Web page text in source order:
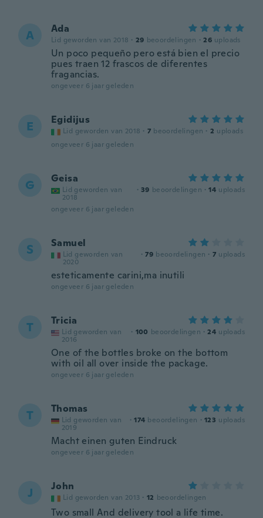
A Ada
Lid geworden van 2018 · 29 beoordelingen · 26 uploads
Un poco pequeño pero está bien el precio
pues traen 12 frascos de diferentes
fragancias.
ongeveer 6 jaar geleden
E Egidijus
Lid geworden van 2018 · 7 beoordelingen · 2 uploads
ongeveer 6 jaar geleden
G Geisa
Lid geworden van
2018
· 39 beoordelingen · 14 uploads
ongeveer 6 jaar geleden
S Samuel
Lid geworden van
2020
· 79 beoordelingen · 7 uploads
esteticamente carini,ma inutili
ongeveer 6 jaar geleden
T Tricia
Lid geworden van
2016
· 100 beoordelingen · 24 uploads
One of the bottles broke on the bottom
with oil all over inside the package.
ongeveer 6 jaar geleden
T Thomas
Lid geworden van
2019
· 174 beoordelingen · 123 uploads
Macht einen guten Eindruck
ongeveer 6 jaar geleden
J John
Lid geworden van 2013 · 12 beoordelingen
Two small And delivery tool a life time.